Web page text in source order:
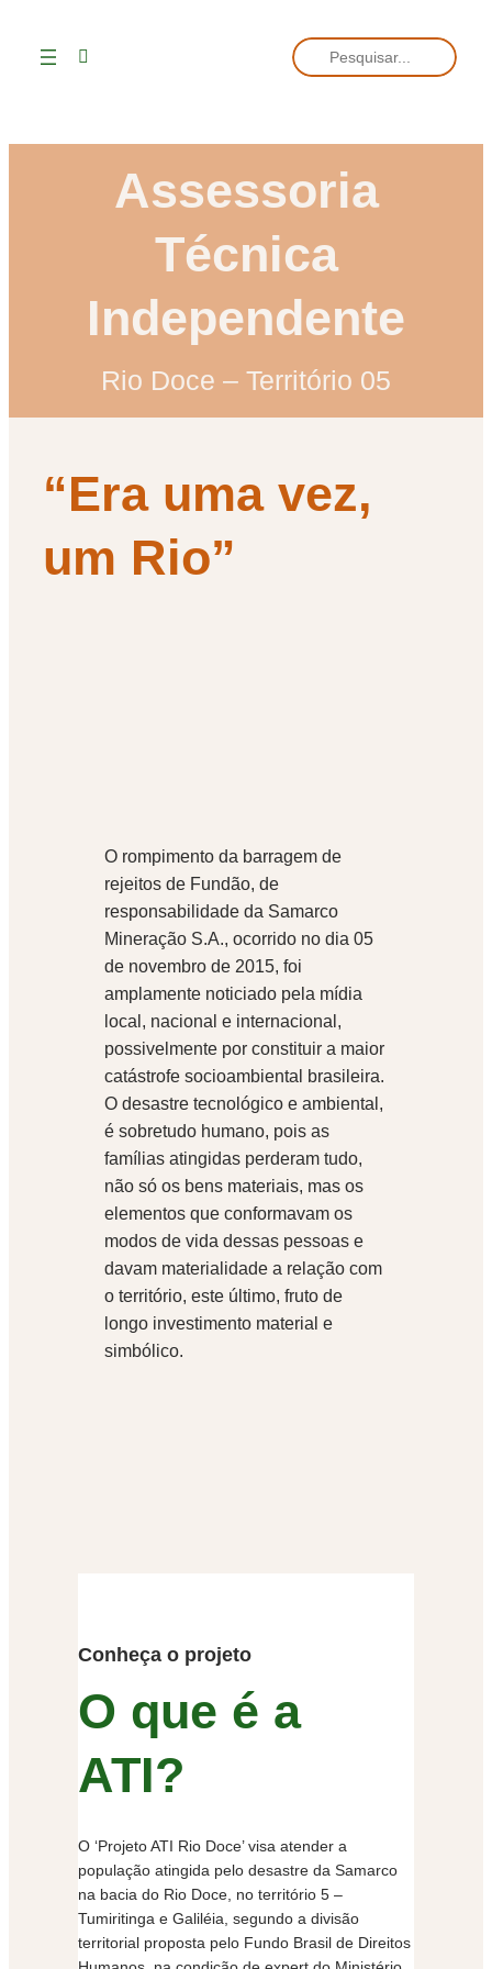
Assessoria
Técnica
Independente
Rio Doce – Território 05
“Era uma vez,
um Rio”
O rompimento da barragem de
rejeitos de Fundão, de
responsabilidade da Samarco
Mineração S.A., ocorrido no dia 05
de novembro de 2015, foi
amplamente noticiado pela mídia
local, nacional e internacional,
possivelmente por constituir a maior
catástrofe socioambiental brasileira.
O desastre tecnológico e ambiental,
é sobretudo humano, pois as
famílias atingidas perderam tudo,
não só os bens materiais, mas os
elementos que conformavam os
modos de vida dessas pessoas e
davam materialidade a relação com
o território, este último, fruto de
longo investimento material e
simbólico.
Conheça o projeto
O que é a
ATI?
O ‘Projeto ATI Rio Doce’ visa atender a
população atingida pelo desastre da Samarco
na bacia do Rio Doce, no território 5 –
Tumiritinga e Galiléia, segundo a divisão
territorial proposta pelo Fundo Brasil de Direitos